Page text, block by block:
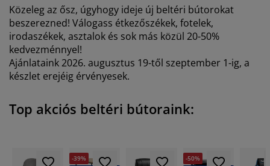
bútorok
és kiegészítők
világítás
Közeleg az ősz, úgyhogy ideje új beltéri bútorokat
beszerezned! Válogass étkezőszékek, fotelek,
irodaszékek, asztalok és sok más közül 20-50%
kedvezménnyel!
Ajánlataink 2026. augusztus 19-től szeptember 1-ig, a
készlet erejéig érvényesek.
Top akciós beltéri bútoraink:
-39%
-50%